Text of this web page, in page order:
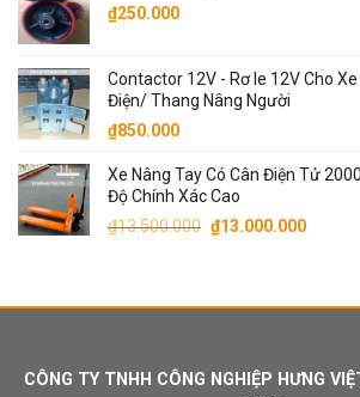
₫250.000
Contactor 12V - Rơ le 12V Cho
Điện/ Thang Nâng Người
₫850.000
Xe Nâng Tay Có Cân Điện Tử
Độ Chính Xác Cao
₫13.500.000 Giá
₫13.000.000Giá
CÔNG TY TNHH CÔNG NGHIỆP HƯNG